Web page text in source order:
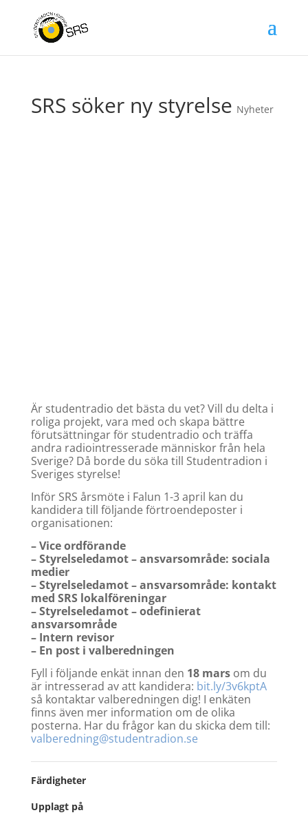
SRS söker ny styrelse Nyheter
Är studentradio det bästa du vet? Vill du delta i
roliga projekt, vara med och skapa bättre
förutsättningar för studentradio och träffa
andra radiointresserade människor från hela
Sverige? Då borde du söka till Studentradion i
Sveriges styrelse!
Inför SRS årsmöte i Falun 1-3 april kan du
kandidera till följande förtroendeposter i
organisationen:
– Vice ordförande
– Styrelseledamot – ansvarsområde: sociala
medier
– Styrelseledamot – ansvarsområde: kontakt
med SRS lokalföreningar
– Styrelseledamot – odefinierat
ansvarsområde
– Intern revisor
– En post i valberedningen
Fyll i följande enkät innan den 18 marsom du
är intresserad av att kandidera: bit.ly/3v6kptA
så kontaktar valberedningen dig! I enkäten
finns även mer information om de olika
posterna. Har du frågor kan du skicka dem till:
valberedning@studentradion.se
Färdigheter
Upplagt på